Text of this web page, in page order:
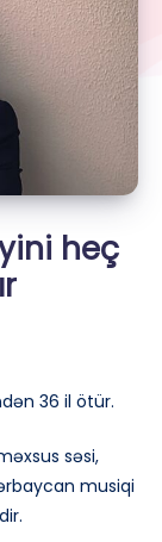
heç
36 il ötür.
səsi,
musiqi